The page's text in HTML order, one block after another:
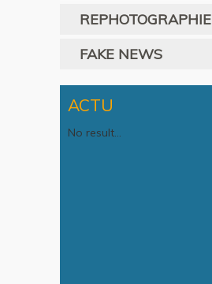
REPHOTOGRAPHIE
FAKE NEWS
ACTU
No result...